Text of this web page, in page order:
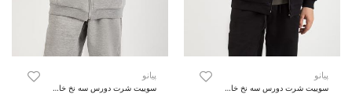
پیانو
سوییت شرت دورس سه نخ خارخورده (ست با کد 11251)
پیانو
سوییت شرت دورس سه نخ خارخورده (ست با کد 11251)